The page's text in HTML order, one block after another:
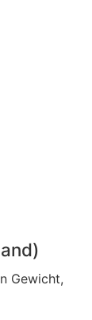
Gewicht,